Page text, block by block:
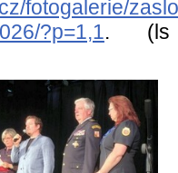
fotogalerie/
?p=1,1.
(ls